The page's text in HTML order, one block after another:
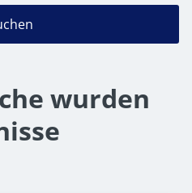
wurden